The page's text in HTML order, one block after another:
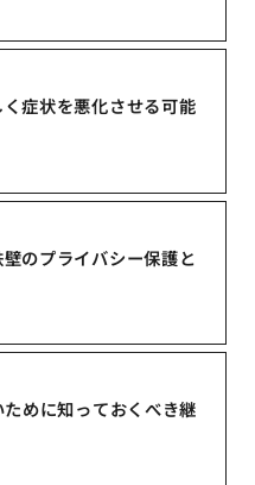
症状を悪化させる可能
のプライバシー保護と
めに知っておくべき継